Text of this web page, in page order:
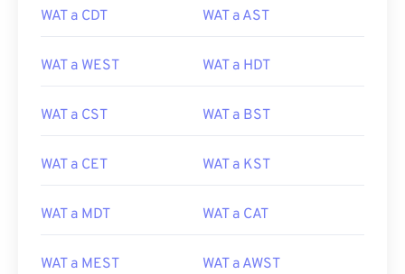
WAT a CDT WAT a AST
WAT a WEST WAT a HDT
WAT a CST WAT a BST
WAT a CET WAT a KST
WAT a MDT WAT a CAT
WAT a MEST WAT a AWST